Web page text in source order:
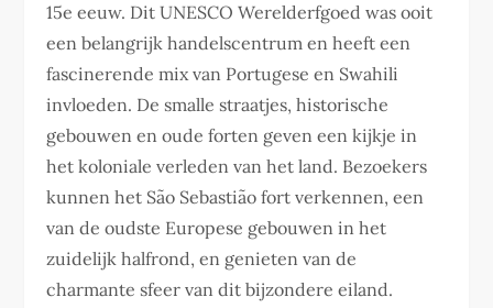
15e eeuw. Dit UNESCO Werelderfgoed was ooit
een belangrijk handelscentrum en heeft een
fascinerende mix van Portugese en Swahili
invloeden. De smalle straatjes, historische
gebouwen en oude forten geven een kijkje in
het koloniale verleden van het land. Bezoekers
kunnen het São Sebastião fort verkennen, een
van de oudste Europese gebouwen in het
zuidelijk halfrond, en genieten van de
charmante sfeer van dit bijzondere eiland.